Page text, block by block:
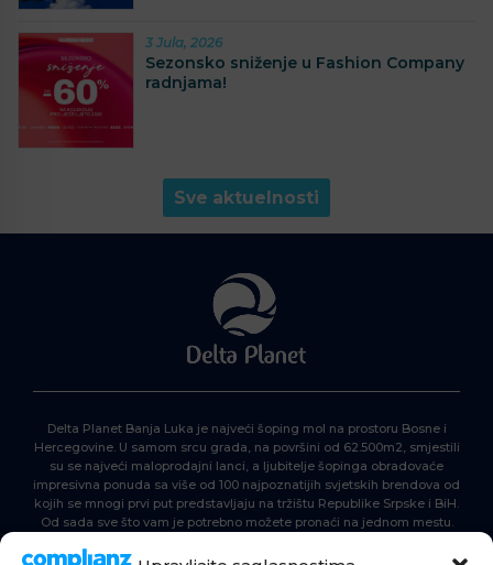
3 Jula, 2026
Sezonsko sniženje u Fashion Company
radnjama!
Sve aktuelnosti
Delta Planet Banja Luka je najveći šoping mol na prostoru Bosne i
Hercegovine. U samom srcu grada, na površini od 62.500m2, smjestili
su se najveći maloprodajni lanci, a ljubitelje šopinga obradovaće
impresivna ponuda sa više od 100 najpoznatijih svjetskih brendova od
kojih se mnogi prvi put predstavljaju na tržištu Republike Srpske i BiH.
Od sada sve što vam je potrebno možete pronaći na jednom mestu.